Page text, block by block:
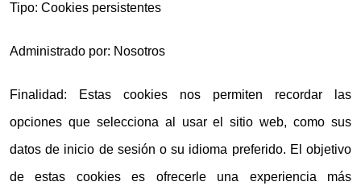
Tipo: Cookies persistentes
Administrado por: Nosotros
Finalidad: Estas cookies nos permiten recordar las
opciones que selecciona al usar el sitio web, como sus
datos de inicio de sesión o su idioma preferido. El objetivo
de estas cookies es ofrecerle una experiencia más